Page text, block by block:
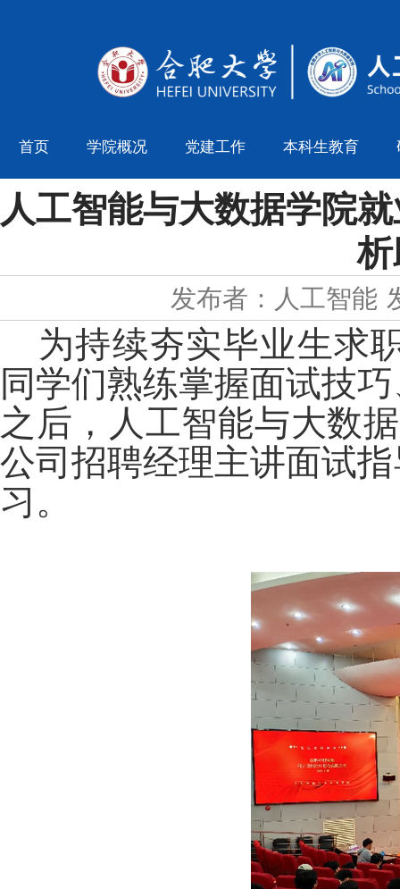
首页 学院概况 党建工作 本科生教育
人工智能与大数据学院
发布者：人工智能
为持续夯实毕业生求
同学们熟练掌握面试技
之后，人工智能与大数
公司招聘经理主讲面试
习。